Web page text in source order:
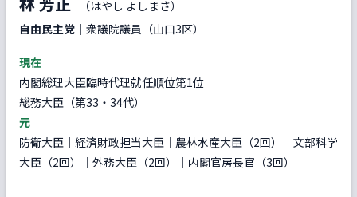
（はやし よしまさ）
自由民主党 ｜衆議院議員（山口3区）
現在
内閣総理大臣臨時代理就任順位第1位
総務大臣（第33・34代）
元
防衛大臣｜経済財政担当大臣｜農林水産大臣（2回）｜文部科学
大臣（2回）｜外務大臣（2回）｜内閣官房長官（3回）